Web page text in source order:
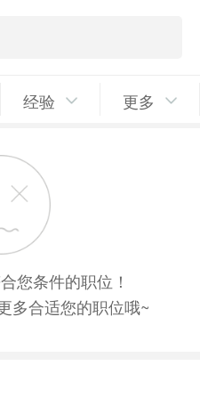
经验 更多
您条件的职位！
多合适您的职位哦~